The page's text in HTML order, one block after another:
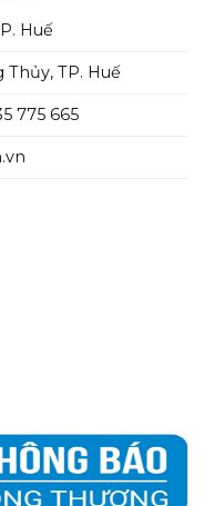
Huế
Thủy, TP. Huế
775 665